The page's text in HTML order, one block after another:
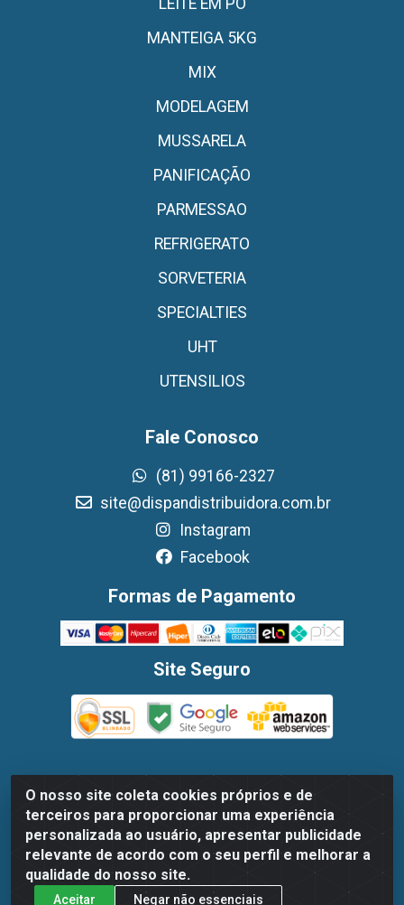
O nosso site coleta cookies próprios e de
terceiros para proporcionar uma experiência
personalizada ao usuário, apresentar publicidade
relevante de acordo com o seu perfil e melhorar a
qualidade do nosso site.
Aceitar Negar não essenciais
LEITE EM PO
MANTEIGA 5KG
MIX
MODELAGEM
MUSSARELA
PANIFICAÇÃO
PARMESSAO
REFRIGERATO
SORVETERIA
SPECIALTIES
UHT
UTENSILIOS
Fale Conosco
(81) 99166-2327
site@dispandistribuidora.com.br
Instagram
Facebook
Formas de Pagamento
Site Seguro
Dispan Distribuidora de Alimentos LTDA - Avenida Marechal
Mascarenhas De Moraes, 1048- Imbiribeira, Recife/PE - CEP
51.170-000 - CNPJ 30.779.584/0003-78